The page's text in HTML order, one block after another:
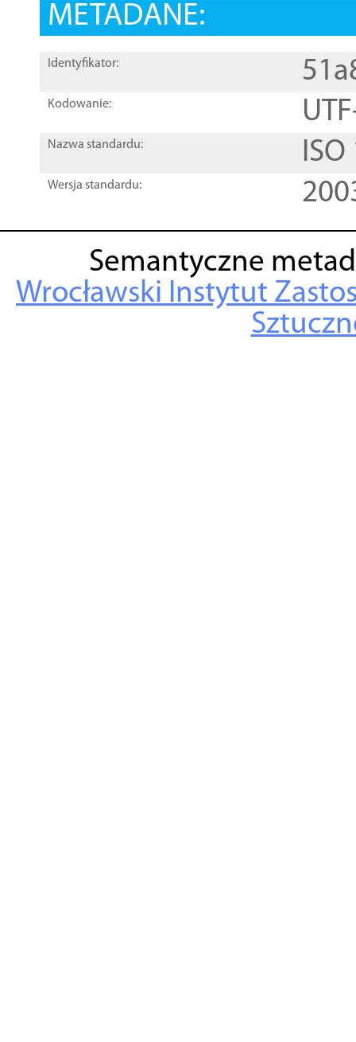
METADANE:
Identyfikator:
Kodowanie:
Nazwa standardu:
Wersja standardu:
Semantyczne
Wrocławski Instytut